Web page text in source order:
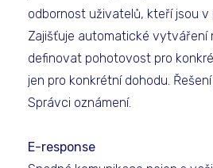
odbornost uživatelů, kteří jsou
Zajišťuje automatické vytváření
definovat pohotovost pro
jen pro konkrétní dohodu.
Správci oznámení.
E-response